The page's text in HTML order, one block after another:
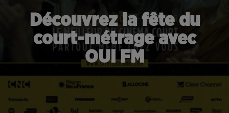
Découvrez la fête du
court-métrage avec
OUI FM